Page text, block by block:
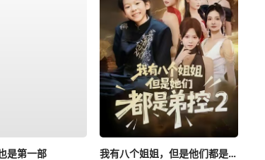
是第一部
我有八个姐姐，但是他们都是弟控2